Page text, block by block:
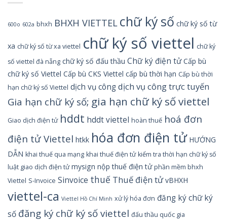
600o 602a bhxh BHXH VIETTEL chữ ký số chữ ký số từ
xa chữ ký số từ xa viettel chữ ký số viettel chữ ký
số viettel đà nẵng chữ ký số đấu thầu Chữ ký điện tử Cấp bù
chữ ký số Viettel Cấp bù CKS Viettel cấp bù thời hạn Cấp bù thời
hạn chữ ký số Viettel dịch vụ côngdịch vụ công trực tuyến
Gia hạn chữ ký số; gia hạn chữ ký số viettel
Giao dịch điện tử hddt hddt viettel hoàn thuế hoá đơn
điện tử Viettel htkk hóa đơn điện tử HƯỚNG
DẪN khai thuế qua mạng khai thuế điện tử kiểm tra thời hạn chữ ký số
luật giao dịch điện tử mysign nộp thuế điện tử phần mềm bhxh
Viettel S-Invoice Sinvoice thuế Thuế điện tử vBHXH
viettel-ca Viettel Hồ Chí Minh xử lý hóa đơn đăng ký chữ ký
số đăng ký chữ ký số viettel đấu thầu quốc gia